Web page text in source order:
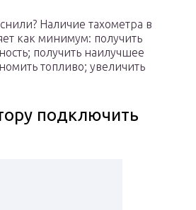
Наличие тахометра в
как минимум: получить
получить наилучшее
топливо; увеличить
подключить